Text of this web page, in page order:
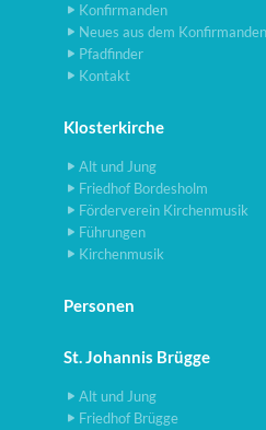
Konfirmanden
Neues aus dem
Pfadfinder
Kontakt
Klosterkirche
Alt und Jung
Friedhof Bordesholm
Förderverein Kirchenmusik
Führungen
Kirchenmusik
Personen
St. Johannis Brügge
Alt und Jung
Friedhof Brügge